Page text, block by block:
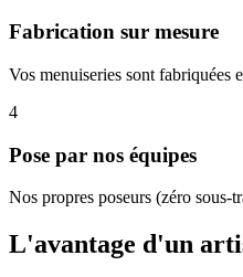
Fabrication sur mesure
Vos menuiseries sont fabriquées
4
Pose par nos équipes
Nos propres poseurs (zéro sous-
L'avantage d'un